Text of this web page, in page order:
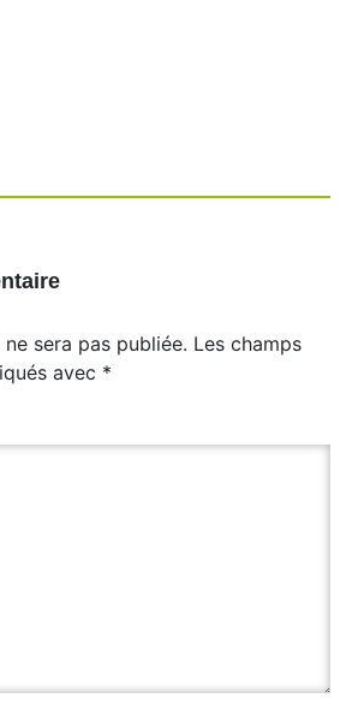
sera pas publiée. Les champs
avec *